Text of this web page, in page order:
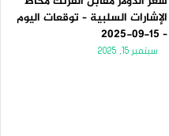
الإشارات السلبية – توقعات اليوم
– 15-09-2025
سبتمبر 15, 2025